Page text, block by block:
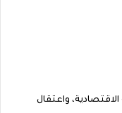
الاقتصادية، واعتقال